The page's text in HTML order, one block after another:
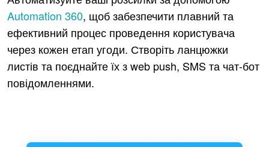
Automation 360, щоб забезпечити плавний та
ефективний процес проведення користувача
через кожен етап угоди. Створіть ланцюжки
листів та поєднайте їх з web push, SMS та чат-бот
повідомленнями.